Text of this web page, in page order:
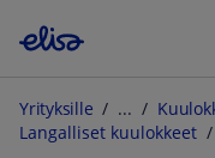
Yrityksille
Langalliset kuulokkeet